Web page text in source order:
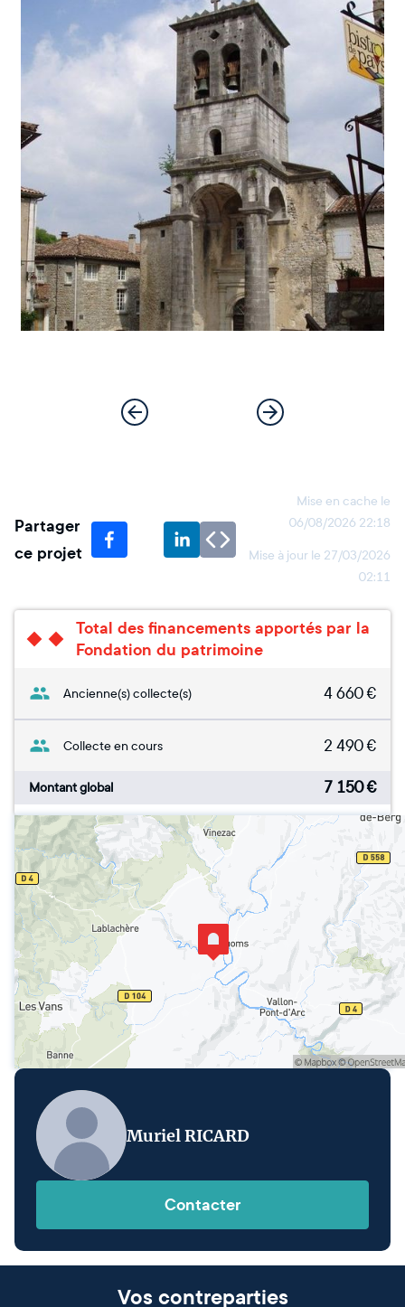
Partager
ce projet
Mise en cache le
06/08/2026 22:18
Mise à jour le 27/03/2026
02:11
Total des financements apportés par la
Fondation du patrimoine
Ancienne(s) collecte(s) 4 660€
Collecte en cours 2 490€
Montant global 7 150€
Muriel RICARD
Contacter
Vos contreparties